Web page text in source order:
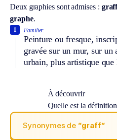
Deux graphies sont admises :
graphe.
Familier.
Peinture ou fresque,
gravée sur un mur, sur
urbain, plus artistique que
1
À découvrir
Quelle est la
Synonymes de “graff“